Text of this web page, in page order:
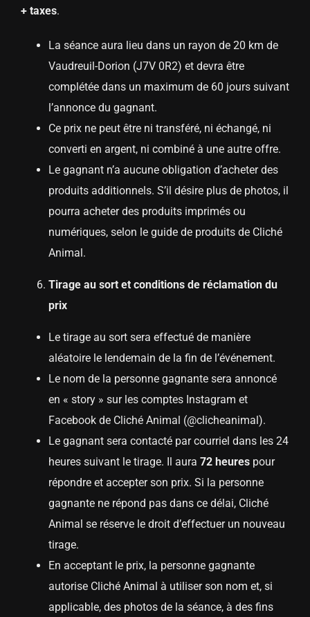
+ taxes.
La séance aura lieu dans un rayon de 20 km de
Vaudreuil-Dorion (J7V 0R2) et devra être
complétée dans un maximum de 60 jours suivant
l’annonce du gagnant.
Ce prix ne peut être ni transféré, ni échangé, ni
converti en argent, ni combiné à une autre offre.
Le gagnant n’a aucune obligation d’acheter des
produits additionnels. S’il désire plus de photos, il
pourra acheter des produits imprimés ou
numériques, selon le guide de produits de Cliché
Animal.
Tirage au sort et conditions de réclamation du
prix
Le tirage au sort sera effectué de manière
aléatoire le lendemain de la fin de l’événement.
Le nom de la personne gagnante sera annoncé
en « story » sur les comptes Instagram et
Facebook de Cliché Animal (@clicheanimal).
Le gagnant sera contacté par courriel dans les 24
heures suivant le tirage. Il aura 72 heurespour
répondre et accepter son prix. Si la personne
gagnante ne répond pas dans ce délai, Cliché
Animal se réserve le droit d’effectuer un nouveau
tirage.
En acceptant le prix, la personne gagnante
autorise Cliché Animal à utiliser son nom et, si
applicable, des photos de la séance, à des fins